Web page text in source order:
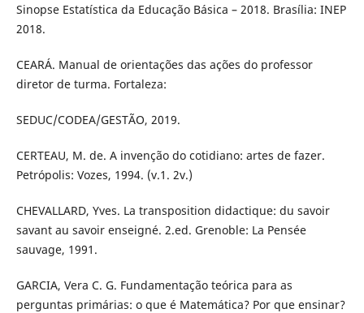
Sinopse Estatística da Educação Básica – 2018. Brasília: INEP
2018.
CEARÁ. Manual de orientações das ações do professor
diretor de turma. Fortaleza:
SEDUC/CODEA/GESTÃO, 2019.
CERTEAU, M. de. A invenção do cotidiano: artes de fazer.
Petrópolis: Vozes, 1994. (v.1. 2v.)
CHEVALLARD, Yves. La transposition didactique: du savoir
savant au savoir enseigné. 2.ed. Grenoble: La Pensée
sauvage, 1991.
GARCIA, Vera C. G. Fundamentação teórica para as
perguntas primárias: o que é Matemática? Por que ensinar?